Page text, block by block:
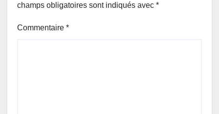
champs obligatoires sont indiqués avec *
Commentaire *